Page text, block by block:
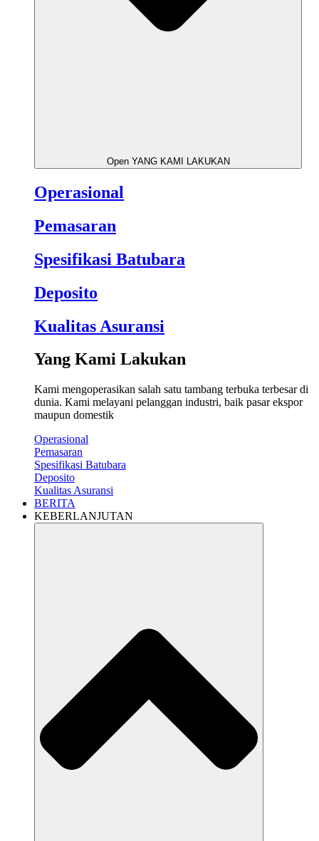
Open YANG KAMI LAKUKAN
Operasional
Pemasaran
Spesifikasi Batubara
Deposito
Kualitas Asuransi
Yang Kami Lakukan
Kami mengoperasikan salah satu tambang terbuka terbesar di
dunia. Kami melayani pelanggan industri, baik pasar ekspor
maupun domestik
Operasional
Pemasaran
Spesifikasi Batubara
Deposito
Kualitas Asuransi
BERITA
KEBERLANJUTAN